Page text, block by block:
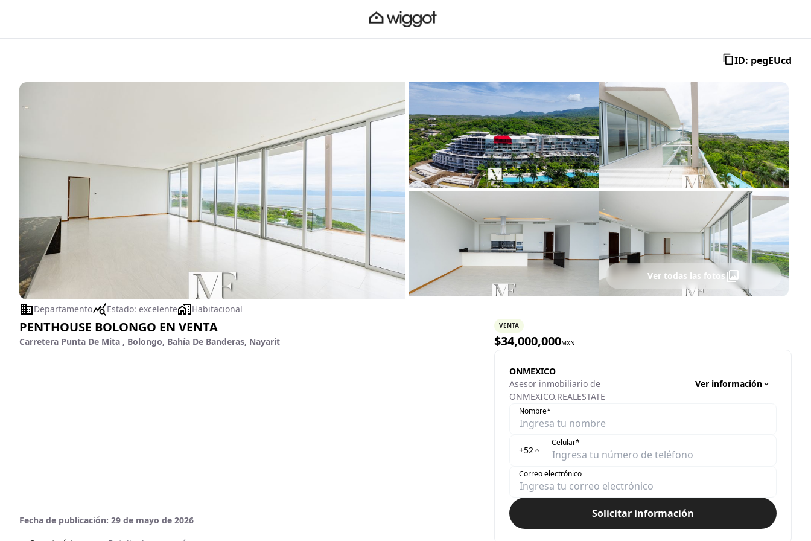
ID: pegEUcd
Ver todas las fotos
Departamento Estado: excelente Habitacional
PENTHOUSE BOLONGO EN VENTA
Carretera Punta De Mita , Bolongo, Bahía De Banderas, Nayarit
Fecha de publicación: 29 de mayo de 2026
VENTA
$34,000,000MXN
ONMEXICO
Asesor inmobiliario de
ONMEXICO.REALESTATE
Ver información
Nombre*
+52
Celular*
Correo electrónico
Solicitar información